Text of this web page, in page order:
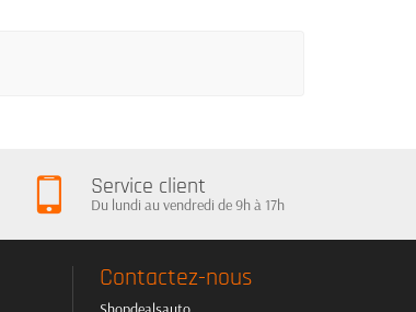
Service client
Du lundi au vendredi de 9h à 17h
Contactez-nous